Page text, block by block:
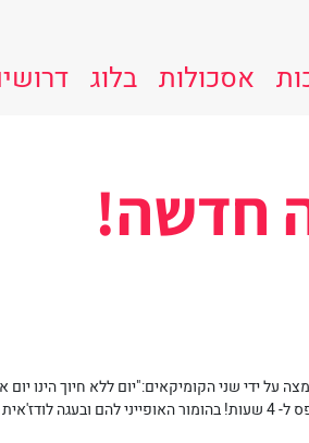
אסכולות בלוג
חדשה!
ידי שני הקומיקאים:"יום ללא חיוך הינו יום
הקומיקאים נוחתים מישיבה של מעלה לישיבה של מטה! עשו קומבינה עם מנכָּ"לו של ריבונו